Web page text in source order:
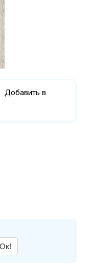
Добавить в
Ок!